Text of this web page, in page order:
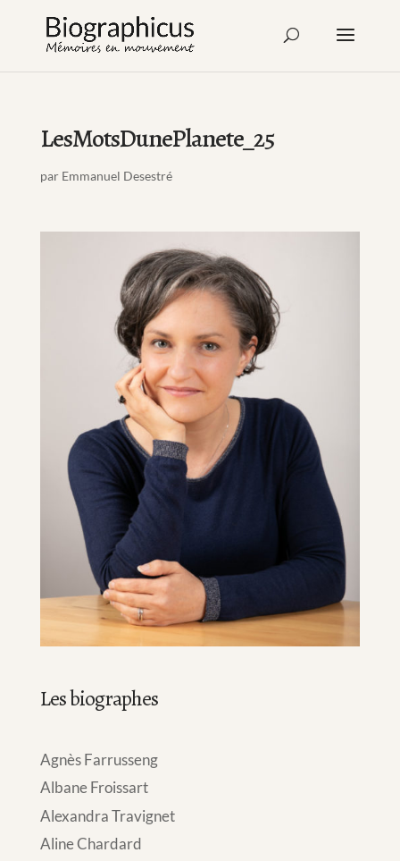
LesMotsDunePlanete_25
par Emmanuel Desestré
Les biographes
Agnès Farrusseng
Albane Froissart
Alexandra Travignet
Aline Chardard